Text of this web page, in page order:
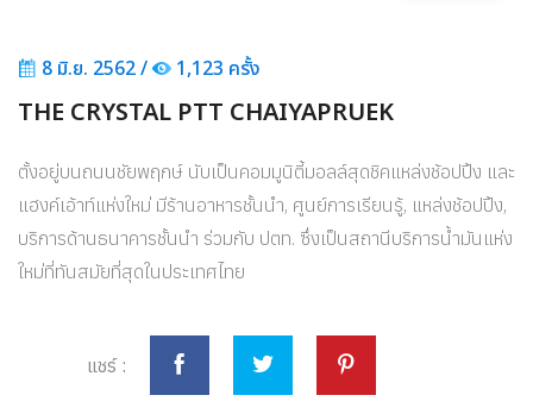
8 มิ.ย. 2562 / 1,123 ครั้ง
THE CRYSTAL PTT CHAIYAPRUEK
ตั้งอยู่บนถนนชัยพฤกษ์ นับเป็นคอมมูนิตี้มอลล์สุดชิคแหล่งช้อปปิ้ง และ
แฮงค์เอ้าท์แห่งใหม่ มีร้านอาหารชั้นนำ, ศูนย์การเรียนรู้, แหล่งช้อปปิ้ง,
บริการด้านธนาคารชั้นนำ ร่วมกับ ปตท. ซึ่งเป็นสถานีบริการน้ำมันแห่ง
ใหม่ที่ทันสมัยที่สุดในประเทศไทย
แชร์ :